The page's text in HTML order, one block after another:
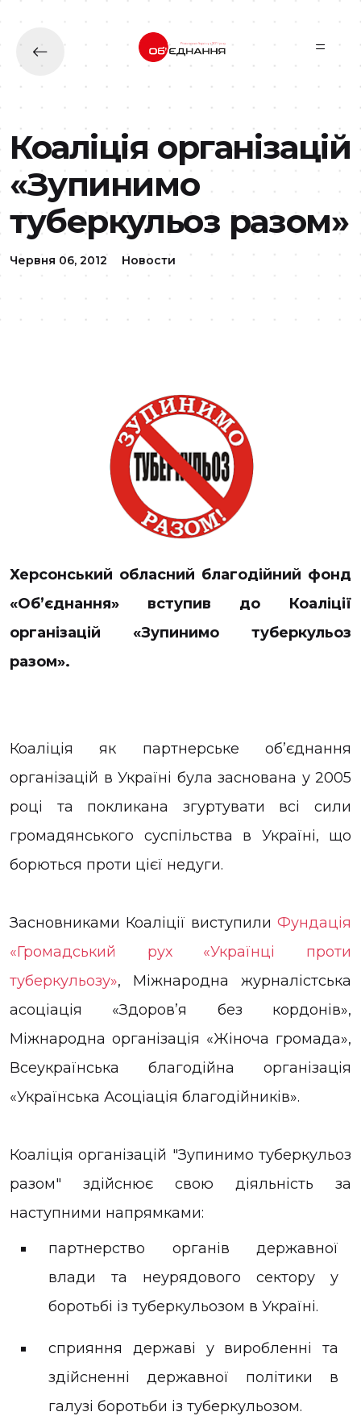
Перейти до основного вмісту
Коаліція організацій
«Зупинимо
туберкульоз разом»
Червня 06, 2012 Новости
Херсонський обласний благодійний фонд
«Об’єднання» вступив до Коаліції
організацій «Зупинимо туберкульоз
разом».
Коаліція як партнерське об’єднання
організацій в Україні була заснована у 2005
році та покликана згуртувати всі сили
громадянського суспільства в Україні, що
борються проти цієї недуги.
Засновниками Коаліції виступили Фундація
«Громадський рух «Українці проти
туберкульозу», Міжнародна журналістська
асоціація «Здоров’я без кордонів»,
Міжнародна організація «Жіноча громада»,
Всеукраїнська благодійна організація
«Українська Асоціація благодійників».
Коаліція організацій "Зупинимо туберкульоз
разом" здійснює свою діяльність за
наступними напрямками:
партнерство органів державної
влади та неурядового сектору у
боротьбі із туберкульозом в Україні.
сприяння державі у виробленні та
здійсненні державної політики в
галузі боротьби із туберкульозом.